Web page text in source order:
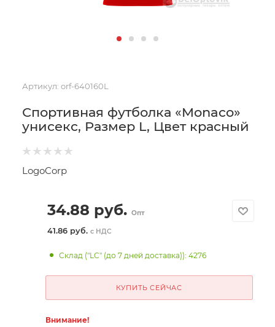
Артикул: orf-640160L
Спортивная футболка «Monaco»
унисекс, Размер L, Цвет красный
LogoCorp
34.88 руб. Опт
41.86 руб. с НДС
Склад ("LC" (до 7 дней доставка)): 4276
КУПИТЬ СЕЙЧАС
Внимание!